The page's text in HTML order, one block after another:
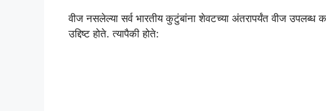
वीज नसलेल्या सर्व भारतीय कुटुंबांना शेवटच्या अंतरापर्यंत वीज
उद्दिष्ट होते. त्यापैकी होते: